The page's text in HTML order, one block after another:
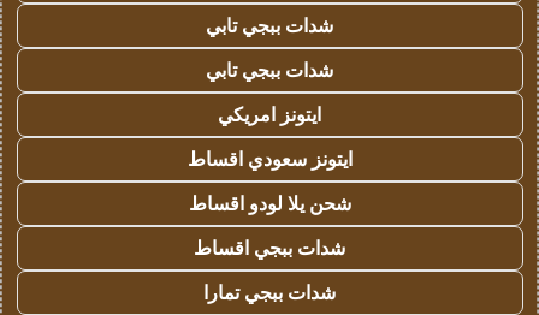
شدات ببجي تابي
شدات ببجي تابي
ايتونز امريكي
ايتونز سعودي اقساط
شحن يلا لودو اقساط
شدات ببجي اقساط
شدات ببجي تمارا